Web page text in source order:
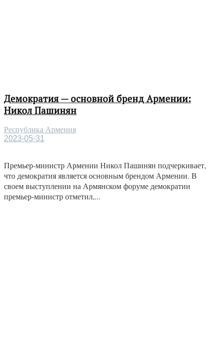
Демократия — основной бренд Армении:
Никол Пашинян
Республика Армения
2023-05-31
Премьер-министр Армении Никол Пашинян подчеркивает,
что демократия является основным брендом Армении. В
своем выступлении на Армянском форуме демократии
премьер-министр отметил,...